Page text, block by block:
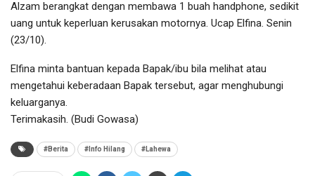
Alzam berangkat dengan membawa 1 buah handphone, sedikit
uang untuk keperluan kerusakan motornya. Ucap Elfina. Senin
(23/10).
Elfina minta bantuan kepada Bapak/ibu bila melihat atau
mengetahui keberadaan Bapak tersebut, agar menghubungi
keluarganya.
Terimakasih. (Budi Gowasa)
#Berita #Info Hilang #Lahewa